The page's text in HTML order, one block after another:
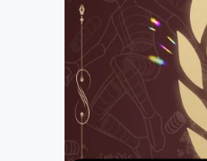
映像
ビジ
まち